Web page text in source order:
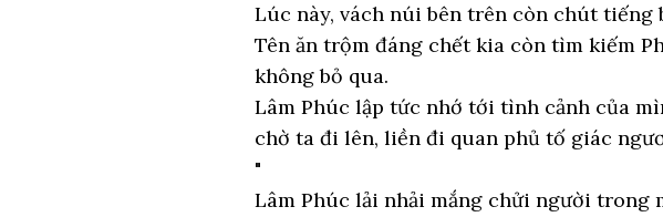
Lúc này, vách núi bên trên còn chút tiếng
Tên ăn trộm đáng chết kia còn tìm kiếm
không bỏ qua.
Lâm Phúc lập tức nhớ tới tình cảnh của
chờ ta đi lên, liền đi quan phủ tố giác
"
Lâm Phúc lải nhải mắng chửi người trong